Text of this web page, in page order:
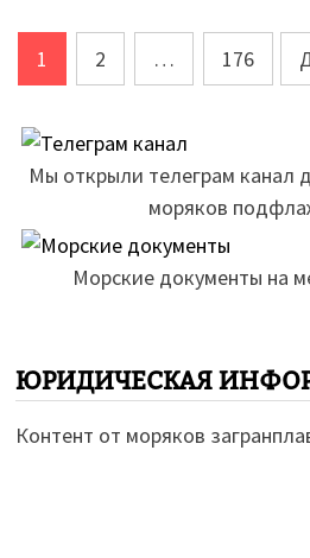
Пагинация
записей
1 2 … 176
Мы открыли телеграм канал
моряков
Морские документы на
ЮРИДИЧЕСКАЯ
Контент от моряков